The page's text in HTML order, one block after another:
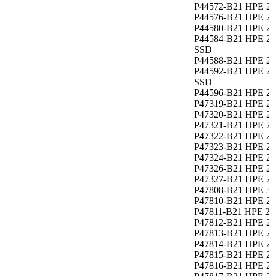
P44572-B21 HPE
P44576-B21 HPE
P44580-B21 HPE
P44584-B21 HPE
SSD
P44588-B21 HPE
P44592-B21 HPE
SSD
P44596-B21 HPE
P47319-B21 HPE
P47320-B21 HPE
P47321-B21 HPE
P47322-B21 HPE
P47323-B21 HPE
P47324-B21 HPE
P47326-B21 HPE
P47327-B21 HPE
P47808-B21 HPE
P47810-B21 HPE
P47811-B21 HPE
P47812-B21 HPE
P47813-B21 HPE
P47814-B21 HPE
P47815-B21 HPE
P47816-B21 HPE